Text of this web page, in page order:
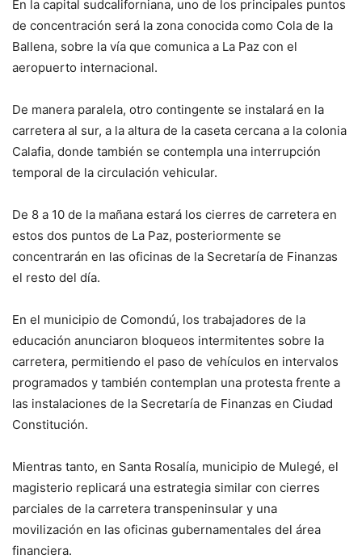
En la capital sudcaliforniana, uno de los principales puntos
de concentración será la zona conocida como Cola de la
Ballena, sobre la vía que comunica a La Paz con el
aeropuerto internacional.
De manera paralela, otro contingente se instalará en la
carretera al sur, a la altura de la caseta cercana a la colonia
Calafia, donde también se contempla una interrupción
temporal de la circulación vehicular.
De 8 a 10 de la mañana estará los cierres de carretera en
estos dos puntos de La Paz, posteriormente se
concentrarán en las oficinas de la Secretaría de Finanzas
el resto del día.
En el municipio de Comondú, los trabajadores de la
educación anunciaron bloqueos intermitentes sobre la
carretera, permitiendo el paso de vehículos en intervalos
programados y también contemplan una protesta frente a
las instalaciones de la Secretaría de Finanzas en Ciudad
Constitución.
Mientras tanto, en Santa Rosalía, municipio de Mulegé, el
magisterio replicará una estrategia similar con cierres
parciales de la carretera transpeninsular y una
movilización en las oficinas gubernamentales del área
financiera.